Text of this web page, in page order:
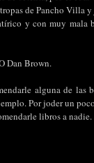
de Pancho Villa
y con muy mala
Dan Brown.
alguna de las
Por joder un
libros a nadie.